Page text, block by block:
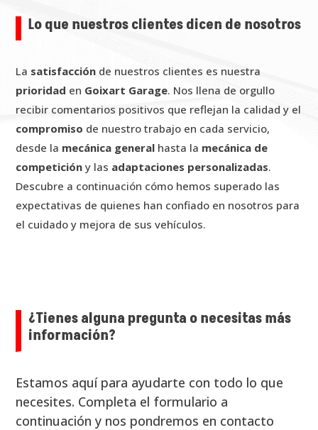
Lo que nuestros clientes dicen de nosotros
La satisfacción de nuestros clientes es nuestra
prioridad en Goixart Garage. Nos llena de orgullo
recibir comentarios positivos que reflejan la calidad y el
compromiso de nuestro trabajo en cada servicio,
desde la mecánica general hasta la mecánica de
competición y las adaptaciones personalizadas.
Descubre a continuación cómo hemos superado las
expectativas de quienes han confiado en nosotros para
el cuidado y mejora de sus vehículos.
¿Tienes alguna pregunta o necesitas más
información?
Estamos aquí para ayudarte con todo lo que
necesites. Completa el formulario a
continuación y nos pondremos en contacto